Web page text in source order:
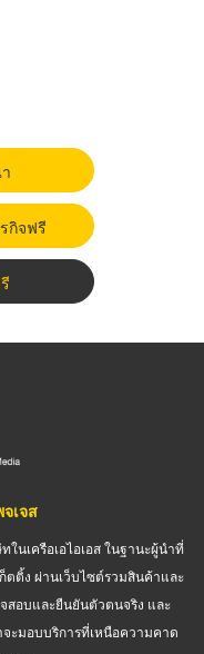
กิจฟรี
เจส
นเครือเอไอเอส ในฐานะผู้นำที่
ติ้ง ผ่านเว็บไซต์รวมสินค้าและ
สอบและยืนยันตัวตนจริง และ
ะมอบบริการที่เหนือความคาด